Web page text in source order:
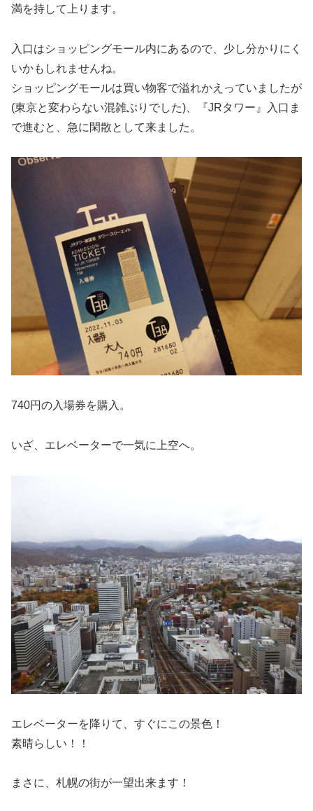
満を持して上ります。
入口はショッピングモール内にあるので、少し分かりにく
いかもしれませんね。
ショッピングモールは買い物客で溢れかえっていましたが
(東京と変わらない混雑ぶりでした)、『JRタワー』入口ま
で進むと、急に閑散として来ました。
740円の入場券を購入。
いざ、エレベーターで一気に上空へ。
エレベーターを降りて、すぐにこの景色！
素晴らしい！！
まさに、札幌の街が一望出来ます！